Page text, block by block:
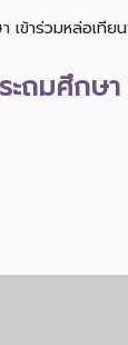
เข้าร่วมหล่อเที
ถมศึกษ